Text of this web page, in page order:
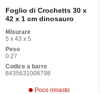
Foglio di Crochetts 30 x
42 x 1 cm dinosauro
Misurare
5 x 43 x 5
Peso
0.27
Codice a barre
8435631008798
Poco rimasto